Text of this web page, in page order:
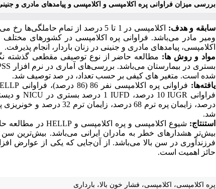
بررسی میزان فراوانی پره اکلامپسی و اکلامپسی و پیامدهای مادری و جنینی در زنان باردار از سال ۱۴۰۰ الی
سابقه و هدف: اکلامپسی در 1 تا 5 درصد از تمام حاملگی ها رخ می
ومیر مادر میباشد. فراوانی پره اکلامپسی در کشورهای
اکلامپسی، پیامدهای مادری و جنینی در زنان باردار، انجام پذیرفت.
مواد و روشها: مطالعه حاضر از نوع توصیفی مقطعی گذشته
بستری در بیمارستان میباشد. بررسی‌های آماری در نرم افزار
شده است. متغیر های کیفی بر حسب تعداد، در صد توصیف شد.
یافتهها: فراوانی پره اکلامپسی نفر 86 (86 درصد)، فراوانی
فراوانی IUGR10 درصد، IUFD 1 درصد بستری در NICU
درصد، زایمان پره ترم 68 درصد، زایمان ترم 32 درصد و خونریزی پست پارتوم 1 درصد بوده است. ارتباط معنی
شد.
استنتاج: شیوع اکلامپسی و پره اکلامپسی و HELLP در مطالعه
بیش‌تر هشدارهای خطر به مادران ایرانی میباشد. بیش‌ترین سن افراد
فرزندآوری در سن بالا میباشد. از آنجایی که یکی از عوارض
حائز اهمیت است.
پره اکلامپسی، اکلامپسی، فشار خون بالا، بارداری